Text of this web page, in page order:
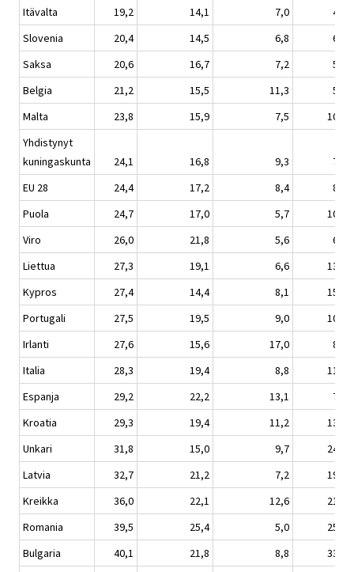
Itävalta
19,2 14,1 7,0
4,0
Slovenia
20,4 14,5 6,8
6,6
Saksa
20,6 16,7 7,2
5,0
Belgia
21,2 15,5 11,3
5,9
Malta
23,8 15,9 7,5
10,2
Yhdistynyt
kuningaskunta
24,1 16,8 9,3
7,3
EU 28
24,4 17,2 8,4
8,9
Puola
24,7 17,0 5,7
10,4
Viro
26,0 21,8 5,6
6,2
Liettua
27,3 19,1 6,6
13,6
Kypros
27,4 14,4 8,1
15,3
Portugali
27,5 19,5 9,0
10,6
Irlanti
27,6 15,6 17,0
8,4
Italia
28,3 19,4 8,8
11,6
Espanja
29,2 22,2 13,1
7,1
Kroatia
29,3 19,4 11,2
13,9
Unkari
31,8 15,0 9,7
24,0
Latvia
32,7 21,2 7,2
19,2
Kreikka
36,0 22,1 12,6
21,5
Romania
39,5 25,4 5,0
25,0
Bulgaria
40,1 21,8 8,8 33,1